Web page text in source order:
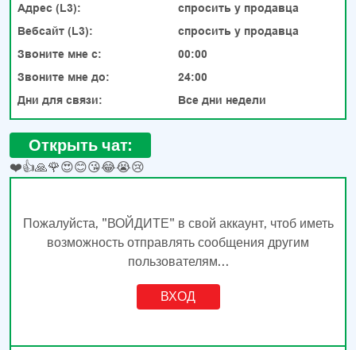
Адрес (L3):
спросить у продавца
Вебсайт (L3):
спросить у продавца
Звоните мне с:
00:00
Звоните мне до:
24:00
Дни для связи:
Все дни недели
Открыть чат:
❤️👍🙏🌹😍😊😘😂😭😢
Пожалуйста, "ВОЙДИТЕ" в свой аккаунт, чтоб иметь
возможность отправлять сообщения другим
пользователям...
ВХОД